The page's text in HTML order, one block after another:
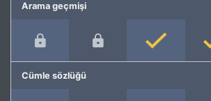
Arama geçmişi
Cümle sözlüğü